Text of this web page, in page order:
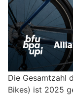
Die Gesamtzahl
Bikes) ist 2025